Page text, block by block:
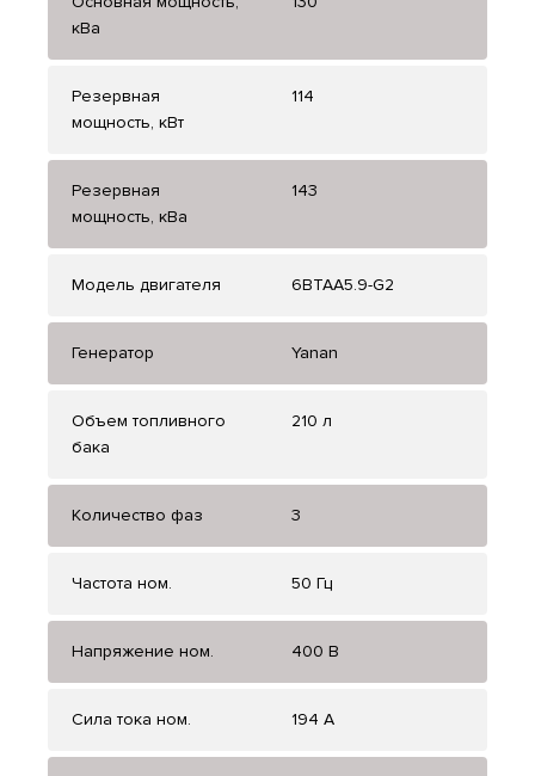
кВа
Резервная
мощность, кВт
114
Резервная
мощность, кВа
143
Модель двигателя 6BTAA5.9-G2
Генератор Yanan
Объем топливного
бака
210 л
Количество фаз 3
Частота ном. 50 Гц
Напряжение ном. 400 В
Сила тока ном. 194 А